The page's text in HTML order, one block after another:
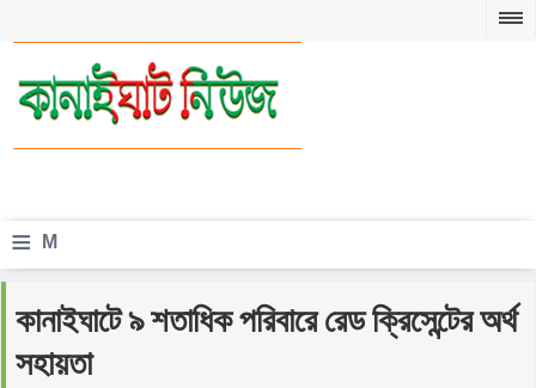
≡ M
n
u
কানাইঘাটে ৯ শতাধিক পরিবারে রেড ক্রিসেন্টের অর্থ
সহায়তা